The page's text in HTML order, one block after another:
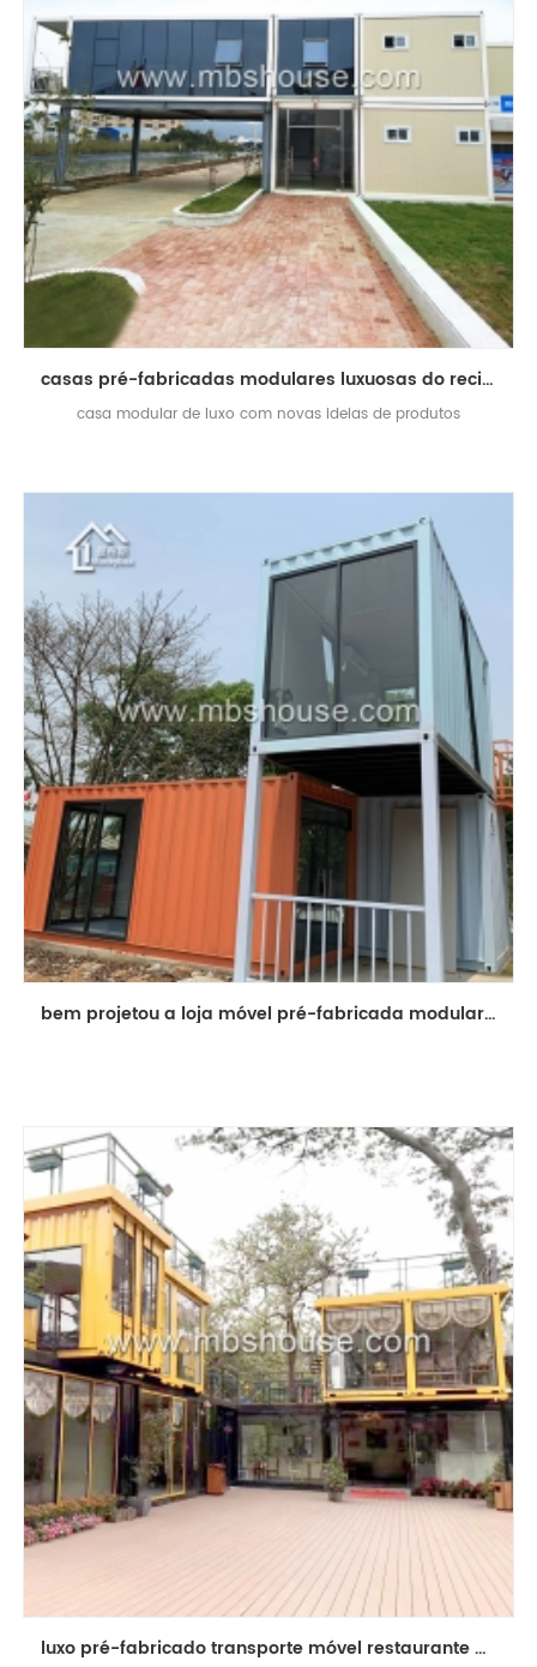
casas pré-fabricadas modulares luxuosas do recipiente para a venda idéias novas do produto 2018
casa modular de luxo com novas ideias de produtos
bem projetou a loja móvel pré-fabricada modular da construção de casa do recipiente de transporte de 20ft
luxo pré-fabricado transporte móvel restaurante bar café quiosque recipiente casa